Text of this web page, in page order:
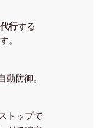
行する
。
防御。
トップで